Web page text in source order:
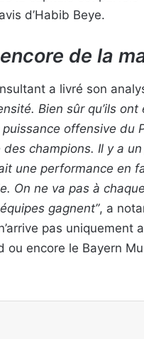
d’Habib Beye.
de la
a livré son
Bien sûr qu’ils
offensive du
champions. Il y a
une performance en
On ne va pas à
gagnent”, a
pas uniquement
ou encore le Bayern